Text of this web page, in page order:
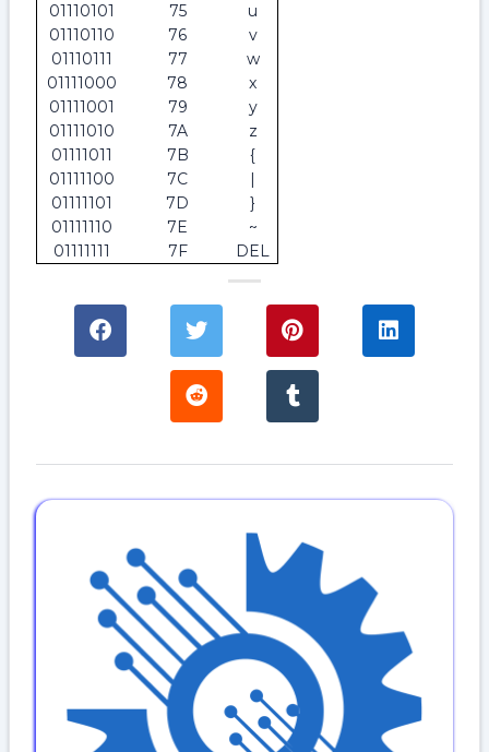
01110101
75
u
01110110
76
v
01110111
77
w
01111000
78
x
01111001
79
y
01111010
7A
z
01111011
7B
{
01111100
7C
|
01111101
7D
}
01111110
7E
~
01111111
7F DEL